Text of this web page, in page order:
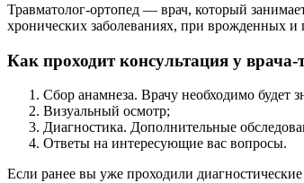
Травматолог-ортопед — врач, который
хронических заболеваниях, при врожденных и
Как проходит консультация у врача-
Сбор анамнеза. Врачу необходимо будет
Визуальный осмотр;
Диагностика. Дополнительные
Ответы на интересующие вас вопросы.
Если ранее вы уже проходили